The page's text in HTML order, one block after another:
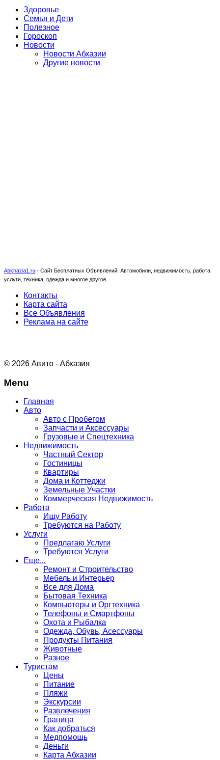
Здоровье
Семья и Дети
Полезное
Гороскоп
Новости
Новости Абхазии
Другие новости
Abkhazia1.ru - Сайт Бесплатных Объявлений. Автомобили, недвижимость, работа,
услуги, техника, одежда и многое другое.
Контакты
Карта сайта
Все Объявления
Реклама на сайте
© 2026 Авито - Абхазия
Menu
Главная
Авто
Авто с Пробегом
Запчасти и Аксессуары
Грузовые и Спецтехника
Недвижимость
Частный Сектор
Гостиницы
Квартиры
Дома и Коттеджи
Земельные Участки
Коммерческая Недвижимость
Работа
Ищу Работу
Требуются на Работу
Услуги
Предлагаю Услуги
Требуются Услуги
Еще...
Ремонт и Строительство
Мебель и Интерьер
Все для Дома
Бытовая Техника
Компьютеры и Оргтехника
Телефоны и Смартфоны
Охота и Рыбалка
Одежда, Обувь, Асессуары
Продукты Питания
Животные
Разное
Туристам
Цены
Питание
Пляжи
Экскурсии
Развлечения
Граница
Как добраться
Медпомощь
Деньги
Карта Абхазии